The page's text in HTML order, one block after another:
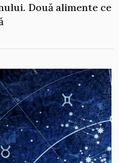
Două alimente ce